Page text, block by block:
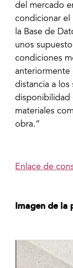
del mercado
condicionar el
la Base de
unos
condiciones
anteriormente
distancia a los
disponibilidad
materiales
obra.”
Enlace de
Imagen de la